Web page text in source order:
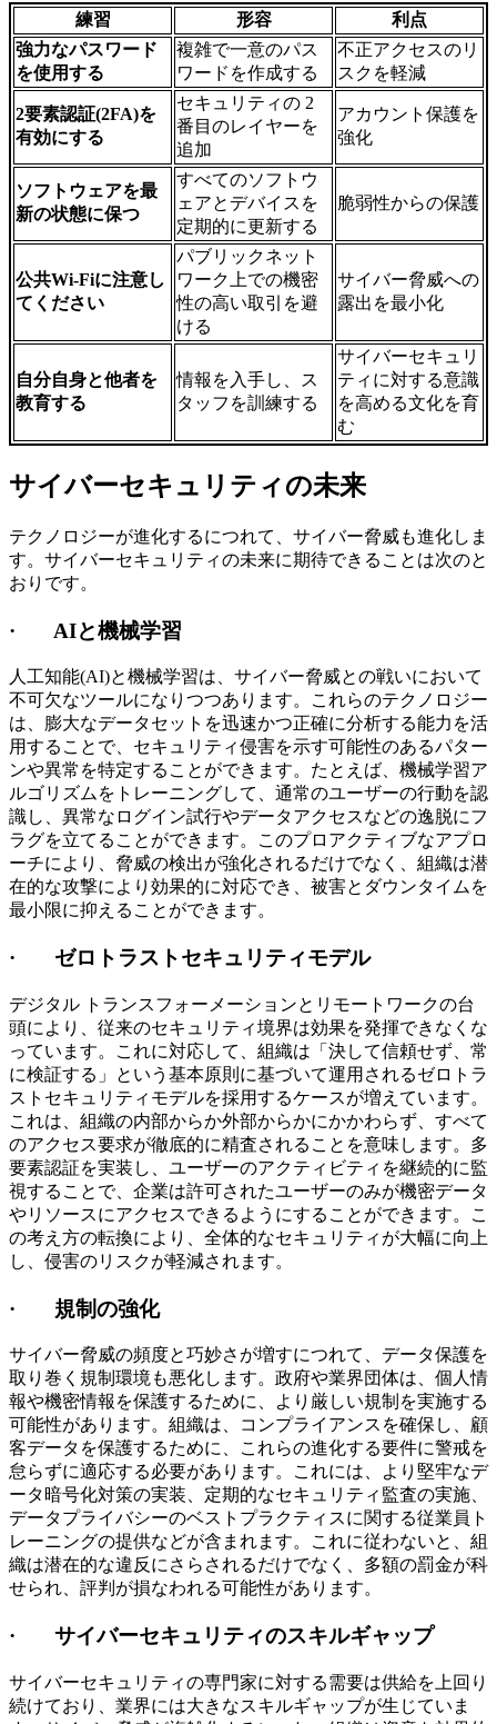
練習 形容
利点
強力なパスワード
を使用する
複雑で一意のパス
ワードを作成する
不正アクセスのリ
スクを軽減
2要素認証(2FA)を
有効にする
セキュリティの 2
番目のレイヤーを
追加
アカウント保護を
強化
ソフトウェアを最
新の状態に保つ
すべてのソフトウ
ェアとデバイスを
定期的に更新する
脆弱性からの保護
公共Wi-Fiに注意し
てください
パブリックネット
ワーク上での機密
性の高い取引を避
ける
サイバー脅威への
露出を最小化
自分自身と他者を
教育する
情報を入手し、ス
タッフを訓練する
サイバーセキュリ
ティに対する意識
を高める文化を育
む
サイバーセキュリティの未来
テクノロジーが進化するにつれて、サイバー脅威も進化しま
す。サイバーセキュリティの未来に期待できることは次のと
おりです。
· AIと機械学習
人工知能(AI)と機械学習は、サイバー脅威との戦いにおいて
不可欠なツールになりつつあります。これらのテクノロジー
は、膨大なデータセットを迅速かつ正確に分析する能力を活
用することで、セキュリティ侵害を示す可能性のあるパター
ンや異常を特定することができます。たとえば、機械学習ア
ルゴリズムをトレーニングして、通常のユーザーの行動を認
識し、異常なログイン試行やデータアクセスなどの逸脱にフ
ラグを立てることができます。このプロアクティブなアプロ
ーチにより、脅威の検出が強化されるだけでなく、組織は潜
在的な攻撃により効果的に対応でき、被害とダウンタイムを
最小限に抑えることができます。
· ゼロトラストセキュリティモデル
デジタル トランスフォーメーションとリモートワークの台
頭により、従来のセキュリティ境界は効果を発揮できなくな
っています。これに対応して、組織は「決して信頼せず、常
に検証する」という基本原則に基づいて運用されるゼロトラ
ストセキュリティモデルを採用するケースが増えています。
これは、組織の内部からか外部からかにかかわらず、すべて
のアクセス要求が徹底的に精査されることを意味します。多
要素認証を実装し、ユーザーのアクティビティを継続的に監
視することで、企業は許可されたユーザーのみが機密データ
やリソースにアクセスできるようにすることができます。こ
の考え方の転換により、全体的なセキュリティが大幅に向上
し、侵害のリスクが軽減されます。
· 規制の強化
サイバー脅威の頻度と巧妙さが増すにつれて、データ保護を
取り巻く規制環境も悪化します。政府や業界団体は、個人情
報や機密情報を保護するために、より厳しい規制を実施する
可能性があります。組織は、コンプライアンスを確保し、顧
客データを保護するために、これらの進化する要件に警戒を
怠らずに適応する必要があります。これには、より堅牢なデ
ータ暗号化対策の実装、定期的なセキュリティ監査の実施、
データプライバシーのベストプラクティスに関する従業員ト
レーニングの提供などが含まれます。これに従わないと、組
織は潜在的な違反にさらされるだけでなく、多額の罰金が科
せられ、評判が損なわれる可能性があります。
· サイバーセキュリティのスキルギャップ
サイバーセキュリティの専門家に対する需要は供給を上回り
続けており、業界には大きなスキルギャップが生じていま